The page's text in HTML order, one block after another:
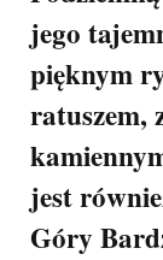
jego
pięknym
ratuszem,
jest
Góry